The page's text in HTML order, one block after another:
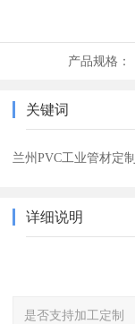
产品规格：
关键词
兰州PVC工业管材定制
详细说明
是否支持加工定制